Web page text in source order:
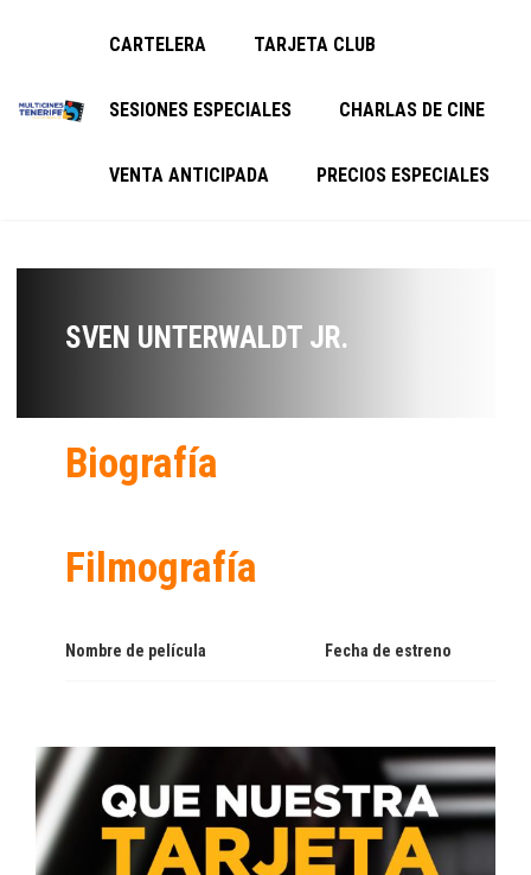
CARTELERA TARJETA CLUB
SESIONES ESPECIALES CHARLAS DE CINE
VENTA ANTICIPADA PRECIOS ESPECIALES
SVEN UNTERWALDT JR.
Biografía
Filmografía
Nombre de película Fecha de estreno